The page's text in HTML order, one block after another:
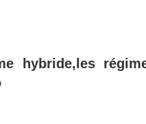
hybride,les